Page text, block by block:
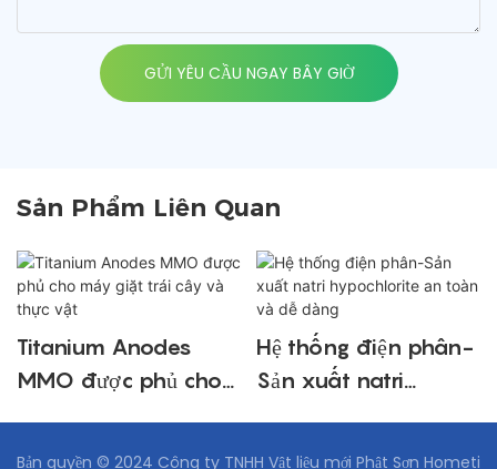
GỬI YÊU CẦU NGAY BÂY GIỜ
Sản Phẩm Liên Quan
Titanium Anodes
MMO được phủ cho
Hệ thống điện phân-
Sản xuất natri
Bản quyền © 2024 Công ty TNHH Vật liệu mới Phật Sơn Hometi